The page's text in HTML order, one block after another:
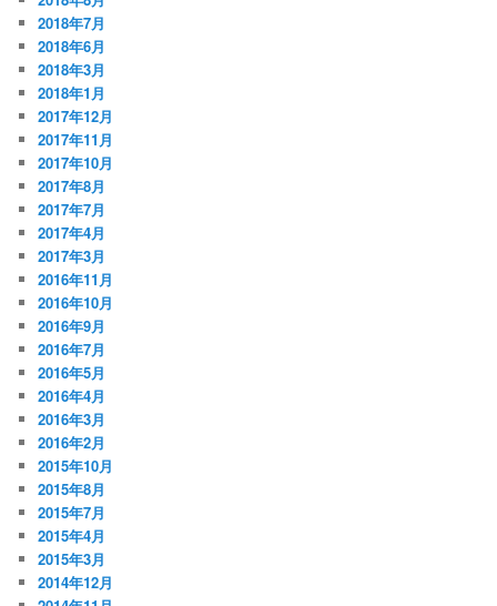
2018年7月
2018年6月
2018年3月
2018年1月
2017年12月
2017年11月
2017年10月
2017年8月
2017年7月
2017年4月
2017年3月
2016年11月
2016年10月
2016年9月
2016年7月
2016年5月
2016年4月
2016年3月
2016年2月
2015年10月
2015年8月
2015年7月
2015年4月
2015年3月
2014年12月